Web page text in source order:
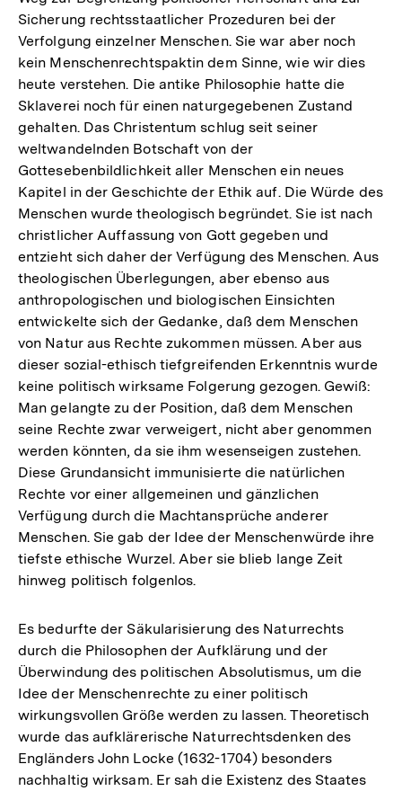
Sicherung rechtsstaatlicher Prozeduren bei der
Verfolgung einzelner Menschen. Sie war aber noch
kein Menschenrechtspaktin dem Sinne, wie wir dies
heute verstehen. Die antike Philosophie hatte die
Sklaverei noch für einen naturgegebenen Zustand
gehalten. Das Christentum schlug seit seiner
weltwandelnden Botschaft von der
Gottesebenbildlichkeit aller Menschen ein neues
Kapitel in der Geschichte der Ethik auf. Die Würde des
Menschen wurde theologisch begründet. Sie ist nach
christlicher Auffassung von Gott gegeben und
entzieht sich daher der Verfügung des Menschen. Aus
theologischen Überlegungen, aber ebenso aus
anthropologischen und biologischen Einsichten
entwickelte sich der Gedanke, daß dem Menschen
von Natur aus Rechte zukommen müssen. Aber aus
dieser sozial-ethisch tiefgreifenden Erkenntnis wurde
keine politisch wirksame Folgerung gezogen. Gewiß:
Man gelangte zu der Position, daß dem Menschen
seine Rechte zwar verweigert, nicht aber genommen
werden könnten, da sie ihm wesenseigen zustehen.
Diese Grundansicht immunisierte die natürlichen
Rechte vor einer allgemeinen und gänzlichen
Verfügung durch die Machtansprüche anderer
Menschen. Sie gab der Idee der Menschenwürde ihre
tiefste ethische Wurzel. Aber sie blieb lange Zeit
hinweg politisch folgenlos.
Es bedurfte der Säkularisierung des Naturrechts
durch die Philosophen der Aufklärung und der
Überwindung des politischen Absolutismus, um die
Idee der Menschenrechte zu einer politisch
wirkungsvollen Größe werden zu lassen. Theoretisch
wurde das aufklärerische Naturrechtsdenken des
Engländers John Locke (1632-1704) besonders
nachhaltig wirksam. Er sah die Existenz des Staates